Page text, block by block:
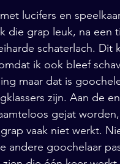
lucifers en
die grap leuk, na
schaterlach.
ik ook bleef
maar dat is
zijn. Aan de
gejat
vaak niet werkt.
andere goochelaar